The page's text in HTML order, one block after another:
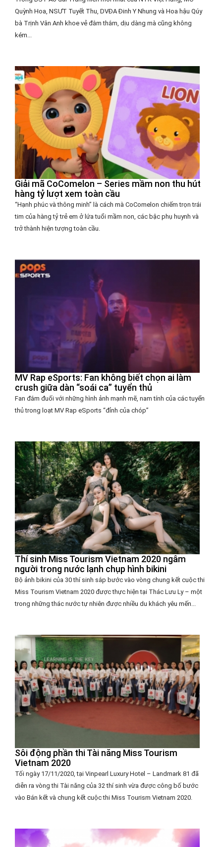
Quỳnh Hoa, NSƯT Tuyết Thu, DVĐA Đinh Y Nhung và Hoa hậu Qúy
bà Trịnh Vân Anh khoe vẻ đằm thắm, dịu dàng mà cũng không
kém...
Giải mã CoComelon – Series mầm non thu hút
hàng tỷ lượt xem toàn cầu
“Hạnh phúc và thông minh” là cách mà CoComelon chiếm trọn trái
tim của hàng tỷ trẻ em ở lứa tuổi mầm non, các bậc phụ huynh và
trở thành hiện tượng toàn cầu.
MV Rap eSports: Fan không biết chọn ai làm
crush giữa dàn “soái ca” tuyển thủ
Fan đắm đuối với những hình ảnh mạnh mẽ, nam tính của các tuyển
thủ trong loạt MV Rap eSports “đỉnh của chóp”
Thí sinh Miss Tourism Vietnam 2020 ngâm
người trong nước lạnh chụp hình bikini
Bộ ảnh bikini của 30 thí sinh sắp bước vào vòng chung kết cuộc thi
Miss Tourism Vietnam 2020 được thực hiện tại Thác Lưu Ly – một
trong những thác nước tự nhiên được nhiều du khách yêu mến...
Sôi động phần thi Tài năng Miss Tourism
Vietnam 2020
Tối ngày 17/11/2020, tại Vinpearl Luxury Hotel – Landmark 81 đã
diễn ra vòng thi Tài năng của 32 thí sinh vừa được công bố bước
vào Bán kết và chung kết cuộc thi Miss Tourism Vietnam 2020.